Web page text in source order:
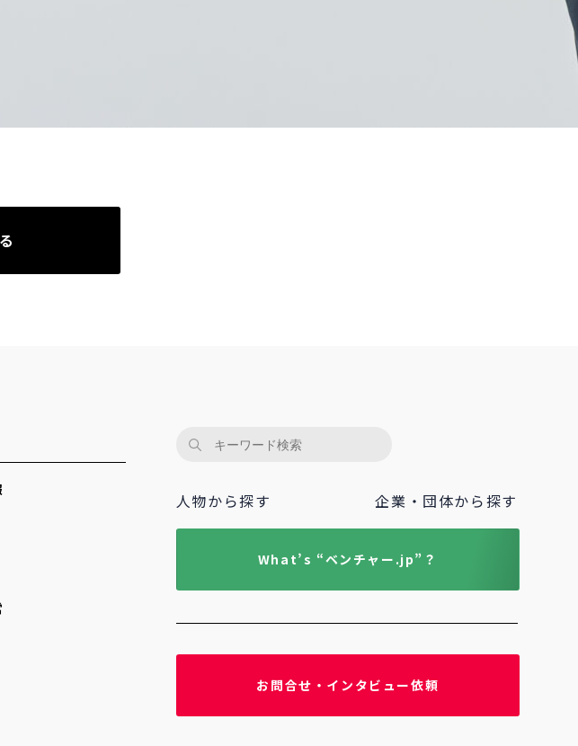
人物から探す 企業・団体から探す
What’s “ベンチャー.jp”？
お問合せ・インタビュー依頼